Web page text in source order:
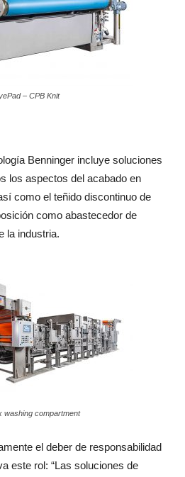
– CPB Knit
Benninger incluye soluciones
los aspectos del acabado en
como el teñido discontinuo de
como abastecedor de
la industria.
washing compartment
el deber de responsabilidad
este rol: “Las soluciones de